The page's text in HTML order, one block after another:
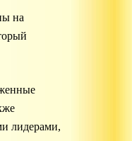
на
лидерами,